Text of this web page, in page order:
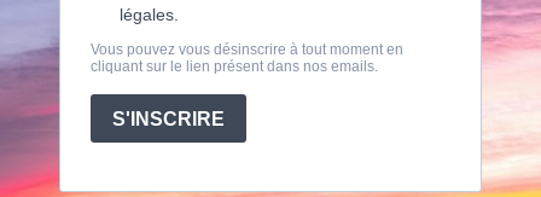
légales.
Vous pouvez vous désinscrire à tout moment en
cliquant sur le lien présent dans nos emails.
S'INSCRIRE